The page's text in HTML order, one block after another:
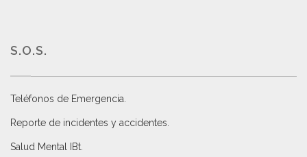
S.O.S.
Teléfonos de Emergencia.
Reporte de incidentes y accidentes
Salud Mental IBt